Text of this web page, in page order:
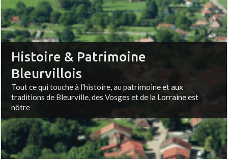
Histoire & Patrimoine
Bleurvillois
Tout ce qui touche à l'histoire, au patrimoine et aux
traditions de Bleurville, des Vosges et de la Lorraine est
nôtre